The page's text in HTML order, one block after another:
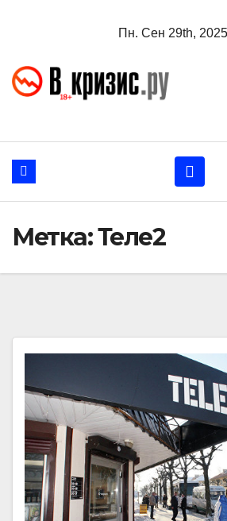
Пн. Сен 29th, 2025
Метка:Теле2